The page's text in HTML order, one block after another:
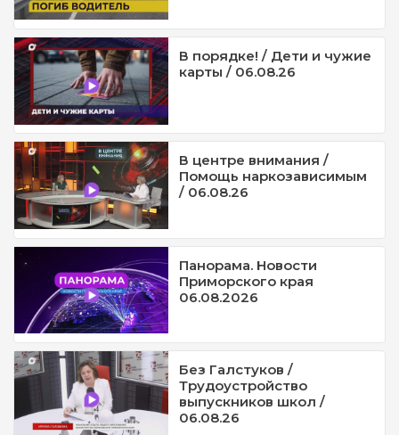
В порядке! / Дети и чужие
карты / 06.08.26
В центре внимания /
Помощь наркозависимым
/ 06.08.26
Панорама. Новости
Приморского края
06.08.2026
Без Галстуков /
Трудоустройство
выпускников школ /
06.08.26